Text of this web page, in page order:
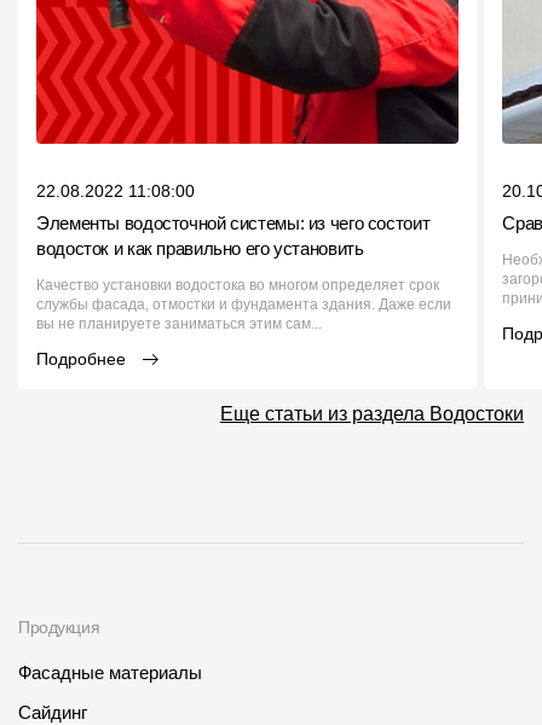
22.08.2022 11:08:00
Элементы водосточной системы: из чего состоит
водосток и как правильно его установить
Качество установки водостока во многом определяет срок
службы фасада, отмостки и фундамента здания. Даже если
вы не планируете заниматься этим сам...
Подробнее
Еще статьи из раздела Водостоки
Продукция
Фасадные материалы
Сайдинг